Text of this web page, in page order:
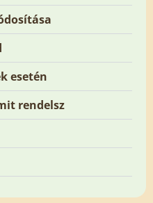
esetén
rendelsz